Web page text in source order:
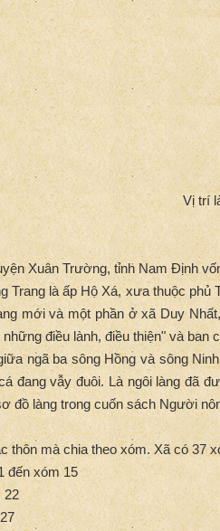
Vị trí
Xuân Trường, tỉnh Nam Định
Trang là ấp Hộ Xá, xưa thuộc
mới và một phần ở xã Duy
điều lành, điều thiện" và ban
ngã ba sông Hồng và sông
đang vẫy đuôi. Là ngôi làng đã
đồ làng trong cuốn sách Người
thôn mà chia theo xóm. Xã có 37
đến xóm 15
22